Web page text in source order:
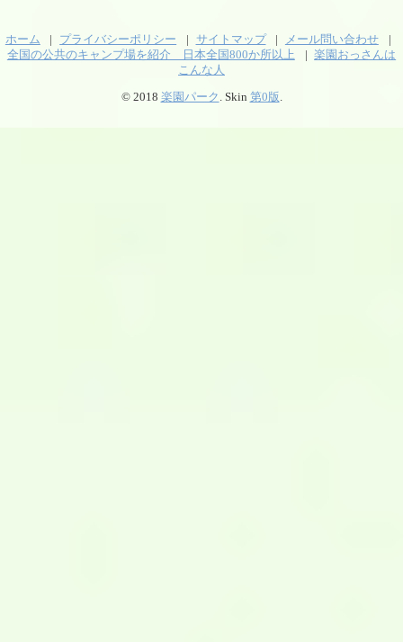
ホーム プライバシーポリシー サイトマップ
メール問い合わせ
全国の公共のキャンプ場を紹介 日本全国800か所以上
楽園おっさんは
こんな人
© 2018 楽園パーク . Skin 第0版 .